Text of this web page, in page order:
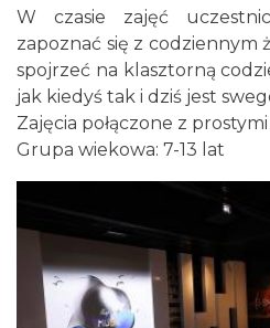
W czasie zajęć
zapoznać się z codziennym
spojrzeć na klasztorną
jak kiedyś tak i dziś jest
Zajęcia połączone z
Grupa wiekowa: 7-13 lat